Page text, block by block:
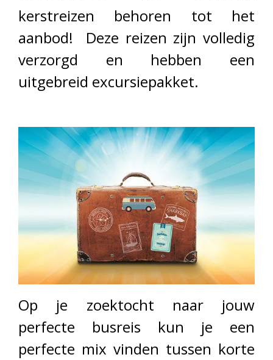
kerstreizen behoren tot het
aanbod! Deze reizen zijn volledig
verzorgd en hebben een
uitgebreid excursiepakket.
Op je zoektocht naar jouw
perfecte busreis kun je een
perfecte mix vinden tussen korte